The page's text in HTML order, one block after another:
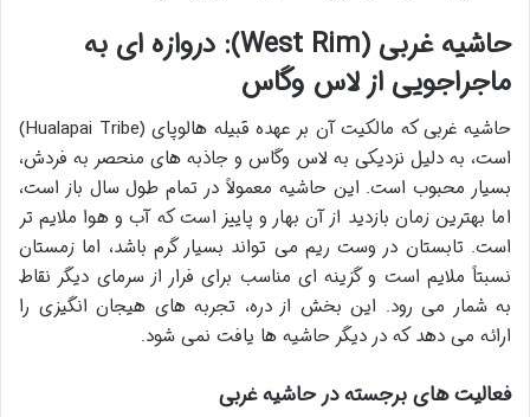
حاشیه غربی (West Rim): دروازه ای به
ماجراجویی از لاس وگاس
حاشیه غربی که مالکیت آن بر عهده قبیله هالوپای (Hualapai Tribe)
است، به دلیل نزدیکی به لاس وگاس و جاذبه های منحصر به فردش،
بسیار محبوب است. این حاشیه معمولاً در تمام طول سال باز است،
اما بهترین زمان بازدید از آن بهار و پاییز است که آب و هوا ملایم تر
است. تابستان در وست ریم می تواند بسیار گرم باشد، اما زمستان
نسبتاً ملایم است و گزینه ای مناسب برای فرار از سرمای دیگر نقاط
به شمار می رود. این بخش از دره، تجربه های هیجان انگیزی را
ارائه می دهد که در دیگر حاشیه ها یافت نمی شود.
فعالیت های برجسته در حاشیه غربی